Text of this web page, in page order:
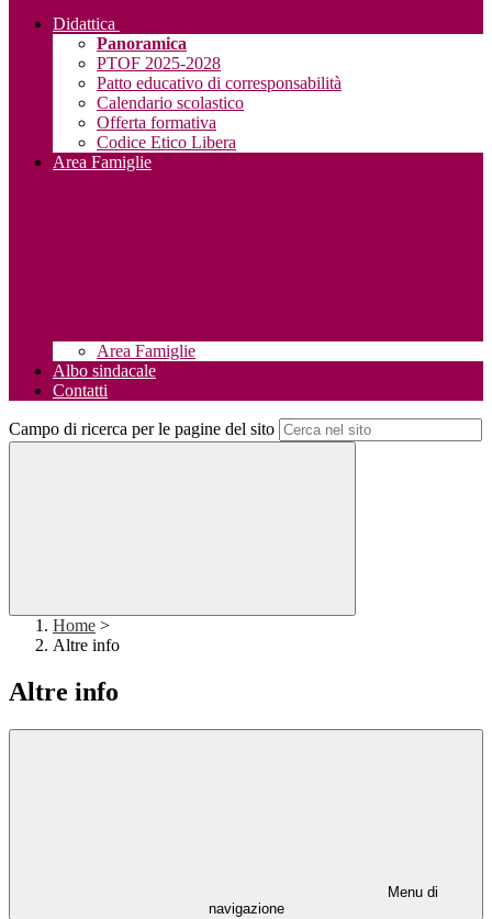
Didattica
Panoramica
PTOF 2025-2028
Patto educativo di corresponsabilità
Calendario scolastico
Offerta formativa
Codice Etico Libera
Area Famiglie
Area Famiglie
Albo sindacale
Contatti
Campo di ricerca per le pagine del sito
Home >
Altre info
Altre info
Menu di
navigazione